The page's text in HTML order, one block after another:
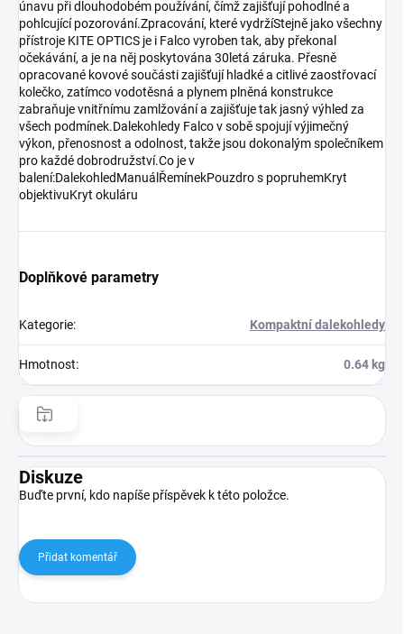
únavu při dlouhodobém používání, čímž zajišťují pohodlné a
pohlcující pozorování.Zpracování, které vydržíStejně jako všechny
přístroje KITE OPTICS je i Falco vyroben tak, aby překonal
očekávání, a je na něj poskytována 30letá záruka. Přesně
opracované kovové součásti zajišťují hladké a citlivé zaostřovací
kolečko, zatímco vodotěsná a plynem plněná konstrukce
zabraňuje vnitřnímu zamlžování a zajišťuje tak jasný výhled za
všech podmínek.Dalekohledy Falco v sobě spojují výjimečný
výkon, přenosnost a odolnost, takže jsou dokonalým společníkem
pro každé dobrodružství.Co je v
balení:DalekohledManuálŘemínekPouzdro s popruhemKryt
objektivuKryt okuláru
Doplňkové parametry
Kategorie: Kompaktní dalekohledy
Hmotnost: 0.64 kg
Diskuze
Buďte první, kdo napíše příspěvek k této položce.
Přidat komentář